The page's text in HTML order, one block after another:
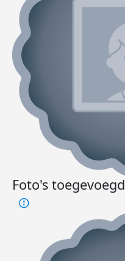
Foto's toegevoegd